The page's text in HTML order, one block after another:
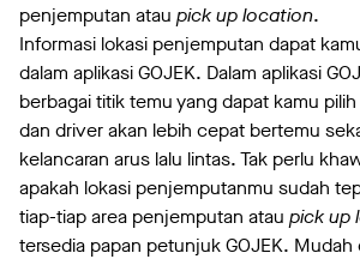
penjemputan atau pick up location.
Informasi lokasi penjemputan dapat
dalam aplikasi GOJEK. Dalam aplikasi
berbagai titik temu yang dapat kamu
dan driver akan lebih cepat bertemu
kelancaran arus lalu lintas. Tak perlu
apakah lokasi penjemputanmu sudah
tiap-tiap area penjemputan atau pick up
tersedia papan petunjuk GOJEK.